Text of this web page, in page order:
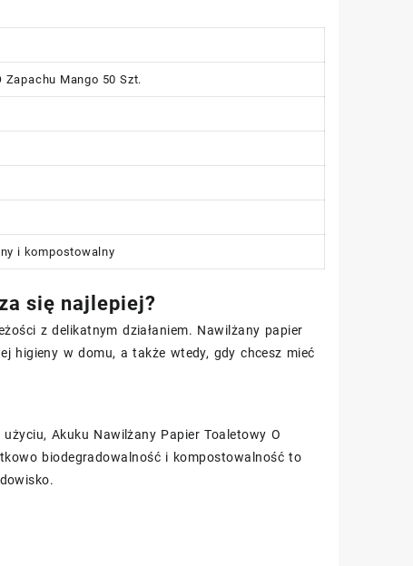
Mango 50 Szt.
i kompostowalny
się najlepiej?
z delikatnym działaniem. Nawilżany papier
higieny w domu, a także wtedy, gdy chcesz mieć
Akuku Nawilżany Papier Toaletowy O
biodegradowalność i kompostowalność to